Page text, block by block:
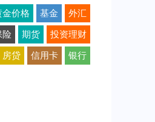
金价格 基金 外汇
险 期货 投资理财
房贷 信用卡 银行